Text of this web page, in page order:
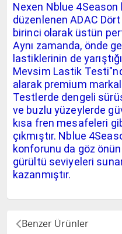
Nexen Nblue 4Season
düzenlenen ADAC
birinci olarak üstün
Aynı zamanda, önde
lastiklerinin de
Mevsim Lastik
alarak premium
Testlerde dengeli
ve buzlu yüzeylerde
kısa fren mesafeleri
çıkmıştır. Nblue
konforunu da göz
gürültü seviyeleri
kazanmıştır.
Benzer Ürünler